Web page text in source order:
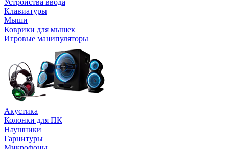
Устройства ввода
Клавиатуры
Мыши
Коврики для мышек
Игровые манипуляторы
Акустика
Колонки для ПК
Наушники
Гарнитуры